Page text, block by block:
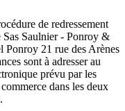
de redressement
Saulnier - Ponroy &
Ponroy 21 rue des Arènes
sont à adresser au
prévu par les
dans les deux